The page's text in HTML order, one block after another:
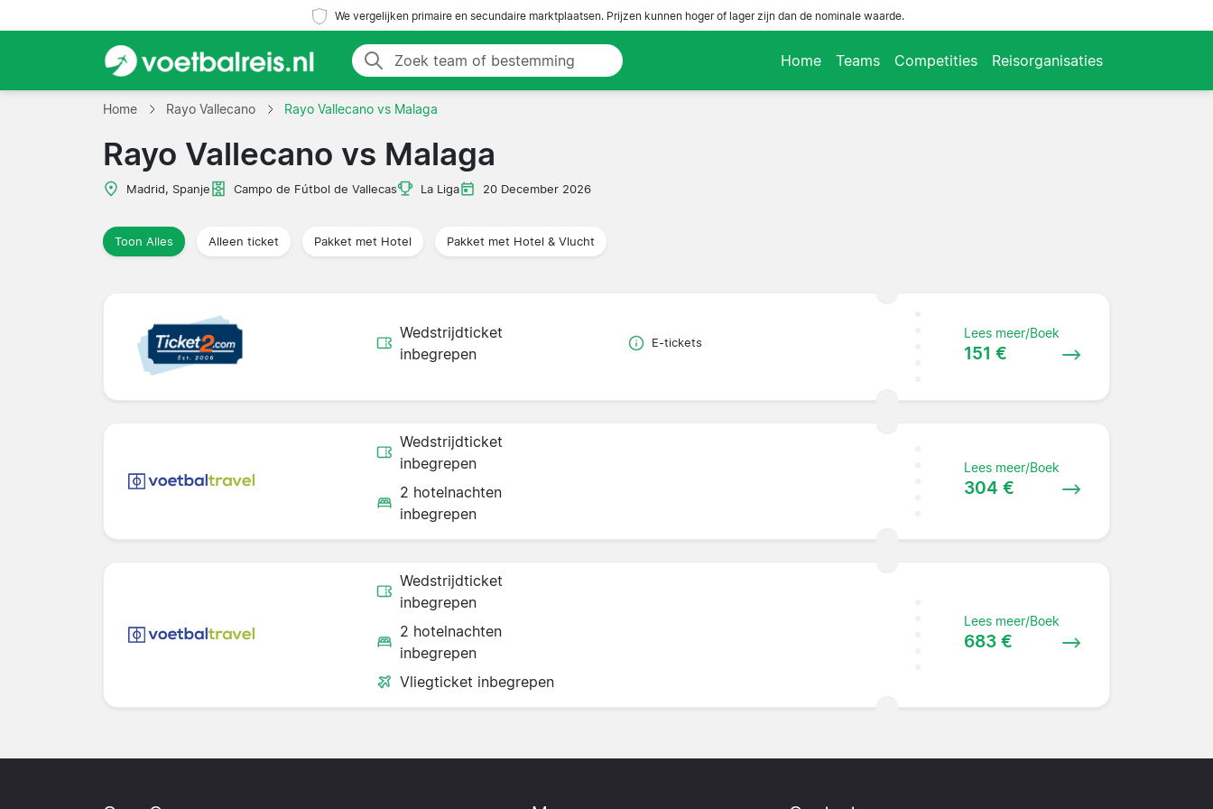
We vergelijken primaire en secundaire marktplaatsen. Prijzen kunnen hoger of lager zijn dan de nominale waarde.
Home Teams Competities Reisorganisaties
Home Rayo Vallecano Rayo Vallecano vs Malaga
Rayo Vallecano vs Malaga
Madrid, Spanje Campo de Fútbol de Vallecas La Liga 20 December 2026
Toon Alles Alleen ticket Pakket met Hotel Pakket met Hotel & Vlucht
Wedstrijdticket
inbegrepen
E-tickets
Lees meer/Boek
151 €
Wedstrijdticket
inbegrepen
2 hotelnachten
inbegrepen
Lees meer/Boek
304 €
Wedstrijdticket
inbegrepen
2 hotelnachten
inbegrepen
Vliegticket inbegrepen
Lees meer/Boek
683 €